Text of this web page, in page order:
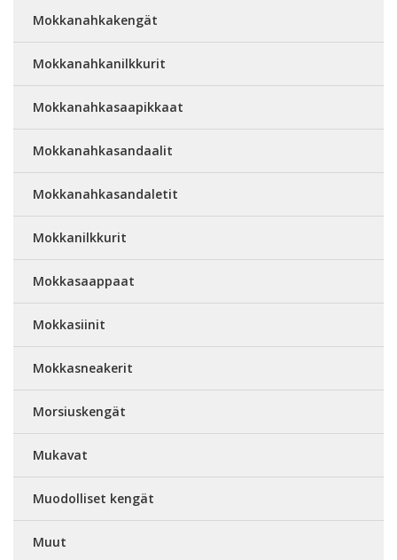
Mokkanahkakengät
Mokkanahkanilkkurit
Mokkanahkasaapikkaat
Mokkanahkasandaalit
Mokkanahkasandaletit
Mokkanilkkurit
Mokkasaappaat
Mokkasiinit
Mokkasneakerit
Morsiuskengät
Mukavat
Muodolliset kengät
Muut